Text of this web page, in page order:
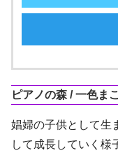
ピアノの森 / 一色ま
娼婦の子供として生
して成長していく様